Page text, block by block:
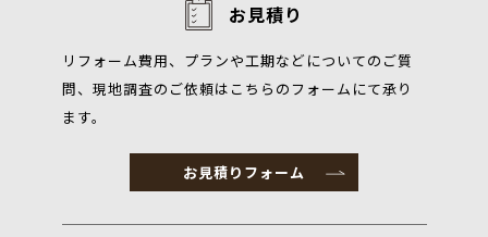
お見積り
リフォーム費用、プランや工期などについてのご質
問、現地調査のご依頼はこちらのフォームにて承り
ます。
お見積りフォーム